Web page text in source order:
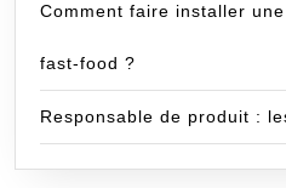
Comment faire installer
fast-food ?
Responsable de produit :